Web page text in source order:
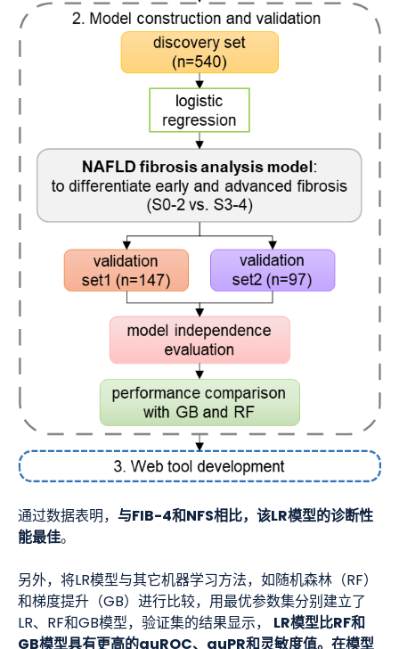
通过数据表明， 与FIB-4和NFS相比，该LR模型的诊断性
能最佳。
另外，将LR模型与其它机器学习方法，如随机森林（RF）
和梯度提升（GB）进行比较，用最优参数集分别建立了
LR、RF和GB模型，验证集的结果显示， LR模型比RF和